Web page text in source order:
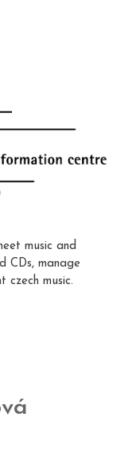
music and
CDs, manage
czech music.